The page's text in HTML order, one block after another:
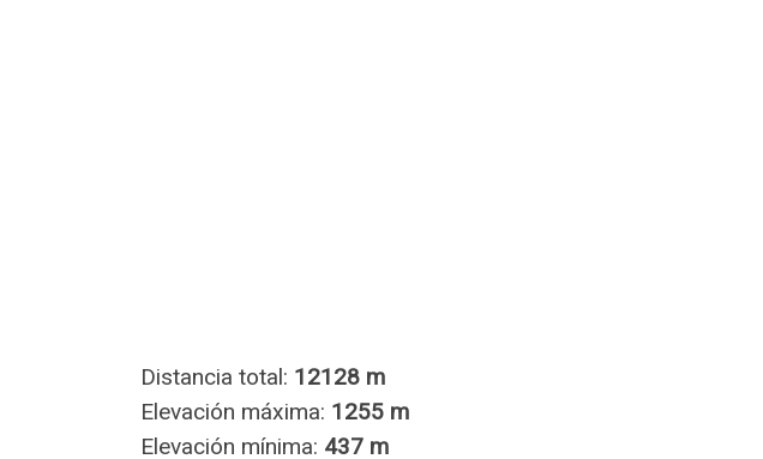
Distancia total: 12128 m
Elevación máxima: 1255 m
Elevación mínima: 437 m